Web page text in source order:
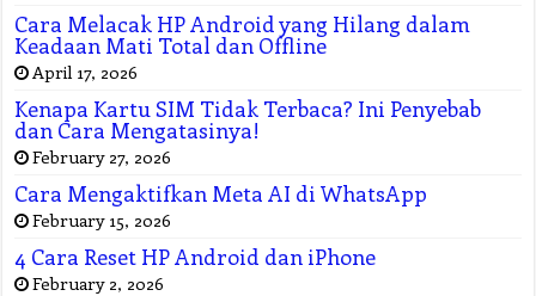
Cara Melacak HP Android yang Hilang dalam
Keadaan Mati Total dan Offline
April 17, 2026
Kenapa Kartu SIM Tidak Terbaca? Ini Penyebab
dan Cara Mengatasinya!
February 27, 2026
Cara Mengaktifkan Meta AI di WhatsApp
February 15, 2026
4 Cara Reset HP Android dan iPhone
February 2, 2026